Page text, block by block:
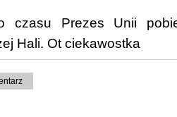
czasu Prezes Unii
Hali. Ot ciekawostka